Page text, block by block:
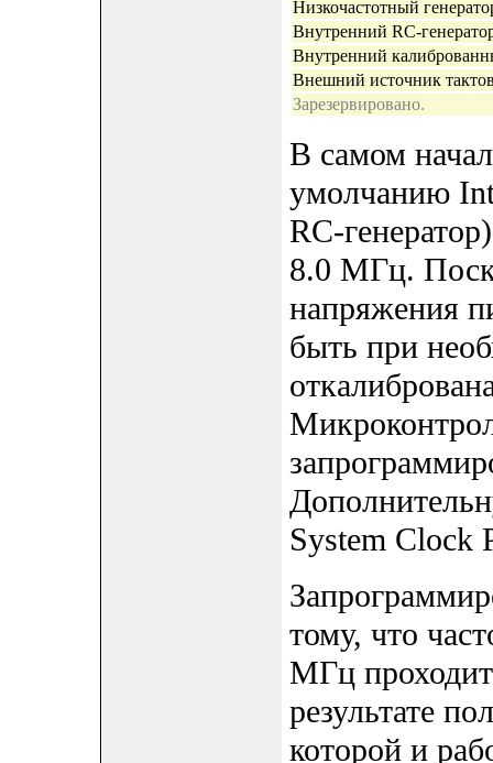
Низкочастотный
Внутренний RC-
Внутренний
Внешний источник
Зарезервировано.
В самом
умолчанию
RC-
8.0 МГц.
напряжения
быть при
System Clock
тому, что
МГц проходит
результате
которой и